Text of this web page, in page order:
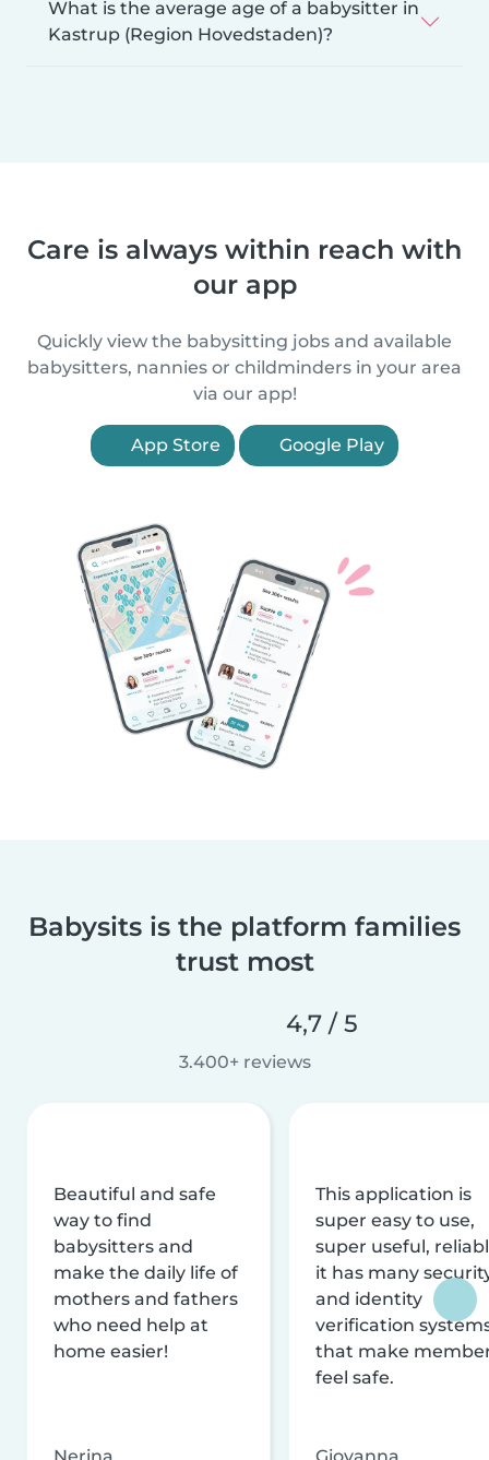
What is the average age of a babysitter in
Kastrup (Region Hovedstaden)?
Care is always within reach with
our app
Quickly view the babysitting jobs and available
babysitters, nannies or childminders in your area
via our app!
App Store Google Play
Babysits is the platform families
trust most
4,7 / 5
3.400+ reviews
Beautiful and safe
way to find
babysitters and
make the daily life of
mothers and fathers
who need help at
home easier!
This application is
super easy to use,
super useful,
it has many
and identity
verification
that make
feel safe.